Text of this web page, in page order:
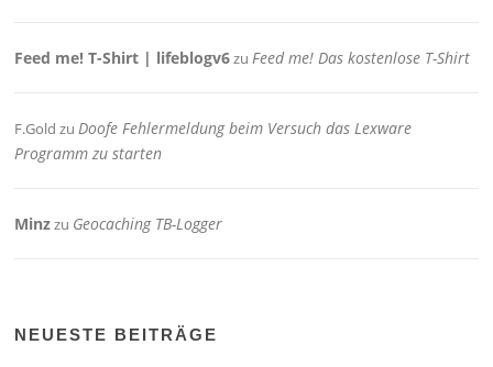
Feed me! T-Shirt | lifeblogv6zuFeed me! Das kostenlose T-Shirt
F.Gold zuDoofe Fehlermeldung beim Versuch das Lexware
Programm zu starten
Minzzu Geocaching TB-Logger
NEUESTE BEITRÄGE